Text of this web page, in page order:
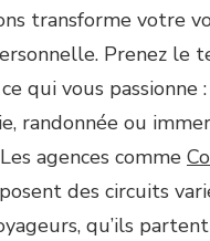
transforme votre
Prenez le
qui vous passionne
randonnée ou
agences comme
des circuits
qu’ils